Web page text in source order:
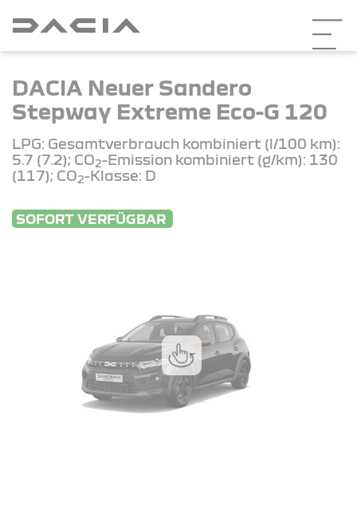
DACIA Neuer Sandero
Stepway Extreme Eco-G 120
LPG: Gesamtverbrauch kombiniert (l/100 km):
5.7 (7.2); CO2-Emission kombiniert (g/km): 130
(117); CO2-Klasse: D
SOFORT VERFÜGBAR